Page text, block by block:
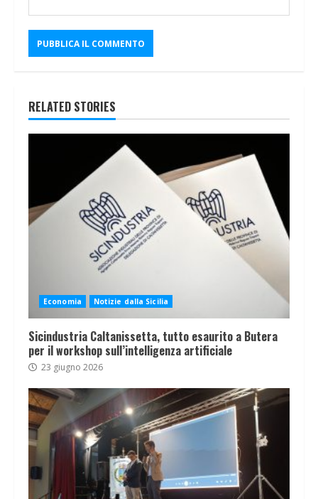
RELATED STORIES
Economia Notizie dalla Sicilia
Sicindustria Caltanissetta, tutto esaurito a Butera
per il workshop sull’intelligenza artificiale
23 giugno 2026